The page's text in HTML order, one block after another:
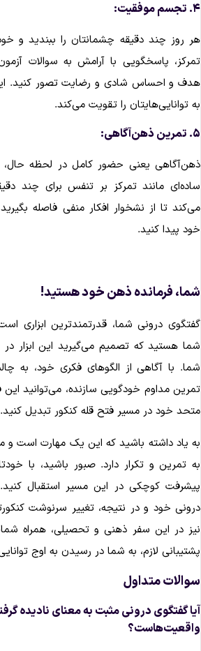
روز چند دقیقه چشمانتان را ببندید و
پاسخگویی با آرامش به سوالات
و احساس شادی و رضایت تصور کنید.
توانایی‌هایتان را تقویت می‌کند.
یعنی حضور کامل در لحظه حال،
مانند تمرکز بر تنفس برای چند
تا از نشخوار افکار منفی فاصله
پیدا کنید.
فرمانده ذهن خود هستید!
درونی شما، قدرتمندترین ابزاری
هستید که تصمیم می‌گیرید این ابزار
با آگاهی از الگوهای فکری خود، به
مداوم خودگویی سازنده، می‌توانید این
خود در مسیر فتح قله کنکور تبدیل کنید.
یاد داشته باشید که این یک مهارت است و
تمرین و تکرار دارد. صبور باشید، با
کوچکی در این مسیر استقبال
خود و در نتیجه، تغییر سرنوشت
در این سفر ذهنی و تحصیلی، همراه
لازم، به شما در رسیدن به اوج
متداول
گفتگوی درونی مثبت به معنای نادیده